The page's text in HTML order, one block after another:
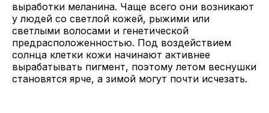
выработки меланина. Чаще всего они возникают
у людей со светлой кожей, рыжими или
светлыми волосами и генетической
предрасположенностью. Под воздействием
солнца клетки кожи начинают активнее
вырабатывать пигмент, поэтому летом веснушки
становятся ярче, а зимой могут почти исчезать.